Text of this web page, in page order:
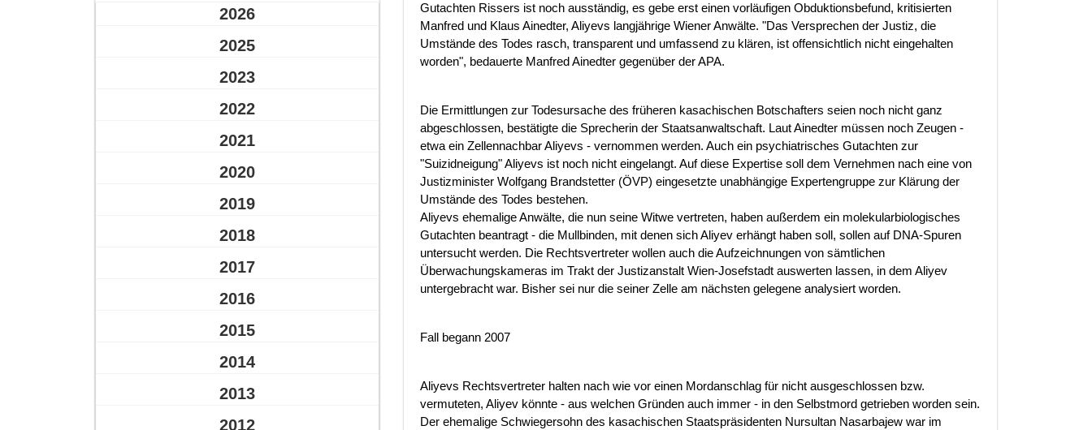
2026
2025
2023
2022
2021
2020
2019
2018
2017
2016
2015
2014
2013
2012
Gutachten Rissers ist noch ausständig, es gebe erst einen vorläufigen Obduktionsbefund, kritisierten
Manfred und Klaus Ainedter, Aliyevs langjährige Wiener Anwälte. "Das Versprechen der Justiz, die
Umstände des Todes rasch, transparent und umfassend zu klären, ist offensichtlich nicht eingehalten
worden", bedauerte Manfred Ainedter gegenüber der APA.
Die Ermittlungen zur Todesursache des früheren kasachischen Botschafters seien noch nicht ganz
abgeschlossen, bestätigte die Sprecherin der Staatsanwaltschaft. Laut Ainedter müssen noch Zeugen -
etwa ein Zellennachbar Aliyevs - vernommen werden. Auch ein psychiatrisches Gutachten zur
"Suizidneigung" Aliyevs ist noch nicht eingelangt. Auf diese Expertise soll dem Vernehmen nach eine von
Justizminister Wolfgang Brandstetter (ÖVP) eingesetzte unabhängige Expertengruppe zur Klärung der
Umstände des Todes bestehen.
Aliyevs ehemalige Anwälte, die nun seine Witwe vertreten, haben außerdem ein molekularbiologisches
Gutachten beantragt - die Mullbinden, mit denen sich Aliyev erhängt haben soll, sollen auf DNA-Spuren
untersucht werden. Die Rechtsvertreter wollen auch die Aufzeichnungen von sämtlichen
Überwachungskameras im Trakt der Justizanstalt Wien-Josefstadt auswerten lassen, in dem Aliyev
untergebracht war. Bisher sei nur die seiner Zelle am nächsten gelegene analysiert worden.
Fall begann 2007
Aliyevs Rechtsvertreter halten nach wie vor einen Mordanschlag für nicht ausgeschlossen bzw.
vermuteten, Aliyev könnte - aus welchen Gründen auch immer - in den Selbstmord getrieben worden sein.
Der ehemalige Schwiegersohn des kasachischen Staatspräsidenten Nursultan Nasarbajew war im